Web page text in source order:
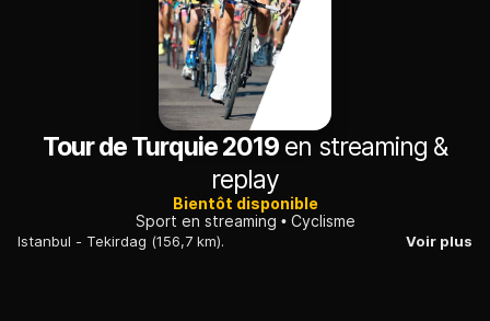
Tour de Turquie 2019 en streaming &
replay
Bientôt disponible
Sport en streaming
Cyclisme
Istanbul - Tekirdag (156,7 km). Voir plus